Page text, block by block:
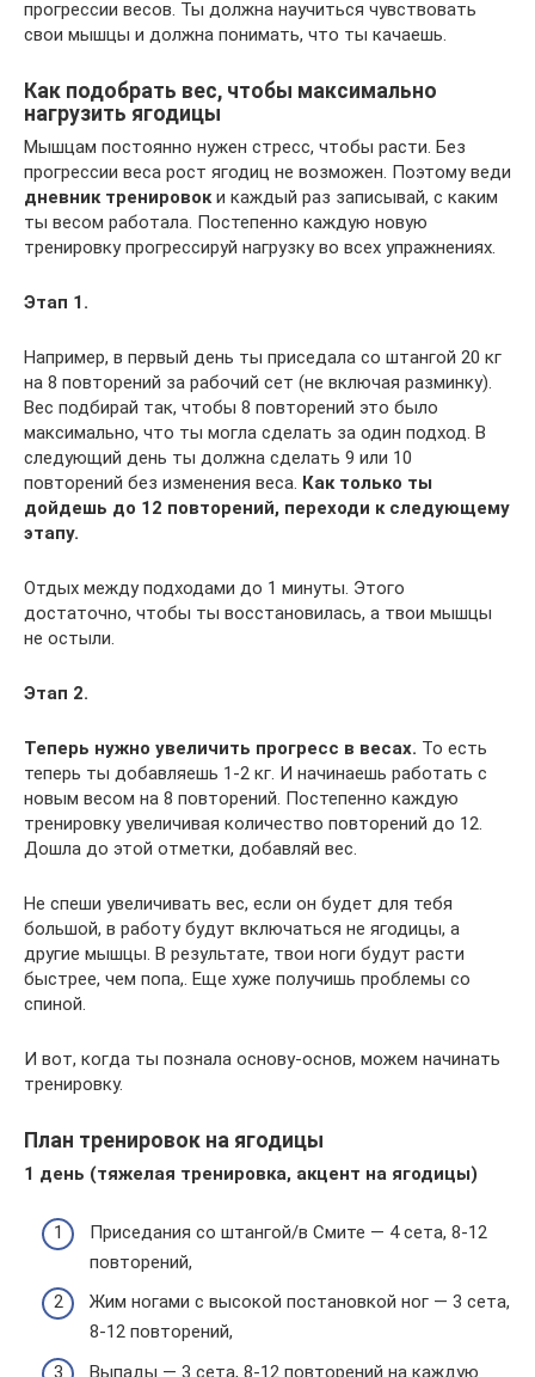
прогрессии весов. Ты должна научиться чувствовать
свои мышцы и должна понимать, что ты качаешь.
Как подобрать вес, чтобы максимально
нагрузить ягодицы
Мышцам постоянно нужен стресс, чтобы расти. Без
прогрессии веса рост ягодиц не возможен. Поэтому веди
дневник тренировоки каждый раз записывай, с каким
ты весом работала. Постепенно каждую новую
тренировку прогрессируй нагрузку во всех упражнениях.
Этап 1.
Например, в первый день ты приседала со штангой 20 кг
на 8 повторений за рабочий сет (не включая разминку).
Вес подбирай так, чтобы 8 повторений это было
максимально, что ты могла сделать за один подход. В
следующий день ты должна сделать 9 или 10
повторений без изменения веса. Как только ты
дойдешь до 12 повторений, переходи к следующему
этапу.
Отдых между подходами до 1 минуты. Этого
достаточно, чтобы ты восстановилась, а твои мышцы
не остыли.
Этап 2.
Теперь нужно увеличить прогресс в весах. То есть
теперь ты добавляешь 1-2 кг. И начинаешь работать с
новым весом на 8 повторений. Постепенно каждую
тренировку увеличивая количество повторений до 12.
Дошла до этой отметки, добавляй вес.
Не спеши увеличивать вес, если он будет для тебя
большой, в работу будут включаться не ягодицы, а
другие мышцы. В результате, твои ноги будут расти
быстрее, чем попа,. Еще хуже получишь проблемы со
спиной.
И вот, когда ты познала основу-основ, можем начинать
тренировку.
План тренировок на ягодицы
1 день (тяжелая тренировка, акцент на ягодицы)
Приседания со штангой/в Смите — 4 сета, 8-12
повторений,
Жим ногами с высокой постановкой ног — 3 сета,
8-12 повторений,
Выпады — 3 сета, 8-12 повторений на каждую